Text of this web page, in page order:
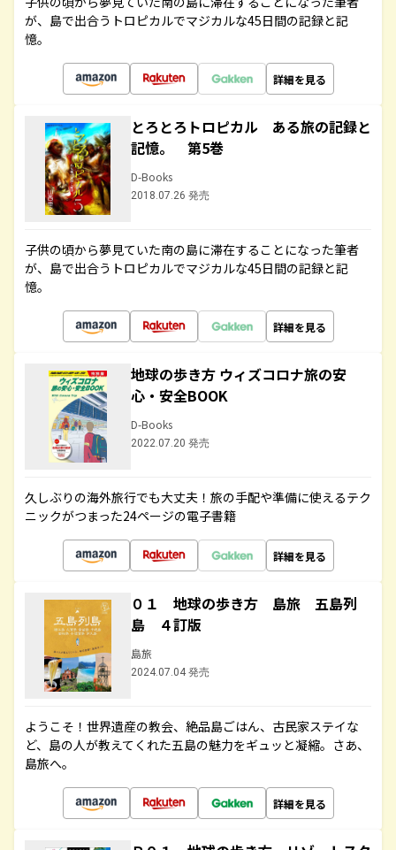
が、島で出合うトロピカルでマジカルな45日間の記録と記
憶。
詳細を見る
とろとろトロピカル ある旅の記録と
記憶。 第5巻
D-Books
2018.07.26 発売
子供の頃から夢見ていた南の島に滞在することになった筆者
が、島で出合うトロピカルでマジカルな45日間の記録と記
憶。
詳細を見る
地球の歩き方 ウィズコロナ旅の安
心・安全BOOK
D-Books
2022.07.20 発売
久しぶりの海外旅行でも大丈夫！旅の手配や準備に使えるテク
ニックがつまった24ページの電子書籍
詳細を見る
０１ 地球の歩き方 島旅 五島列
島 ４訂版
島旅
2024.07.04 発売
ようこそ！世界遺産の教会、絶品島ごはん、古民家ステイな
ど、島の人が教えてくれた五島の魅力をギュッと凝縮。さあ、
島旅へ。
詳細を見る